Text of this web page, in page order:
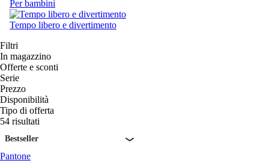
Per bambini
Tempo libero e divertimento
Filtri
In magazzino
Offerte e sconti
Serie
Prezzo
Disponibilità
Tipo di offerta
54 risultati
Bestseller
Pantone